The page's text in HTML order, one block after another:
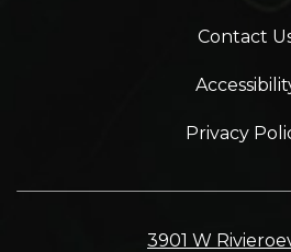
Contact
Privacy
3901 W